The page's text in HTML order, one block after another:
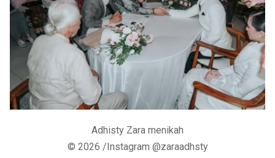
Adhisty Zara menikah
© 2026 /Instagram @zaraadhsty